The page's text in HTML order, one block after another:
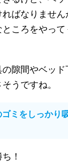
ばなりませ
ころをやっ
隙間やベッ
うですね。
ミをしっかり
！